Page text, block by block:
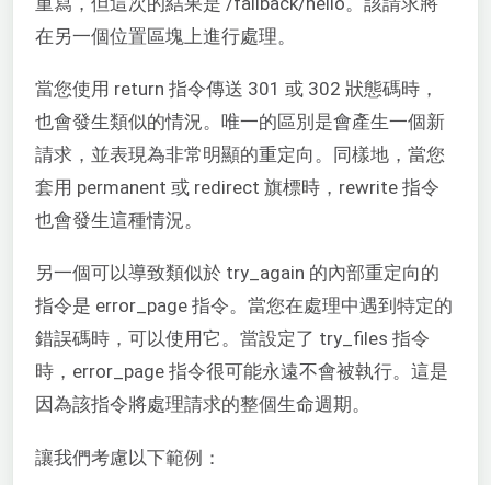
在另一個位置區塊上進行處理。
當您使用 return 指令傳送 301 或 302 狀態碼時，
也會發生類似的情況。唯一的區別是會產生一個新
請求，並表現為非常明顯的重定向。同樣地，當您
套用 permanent 或 redirect 旗標時，rewrite 指令
也會發生這種情況。
另一個可以導致類似於 try_again 的內部重定向的
指令是 error_page 指令。當您在處理中遇到特定的
錯誤碼時，可以使用它。當設定了 try_files 指令
時，error_page 指令很可能永遠不會被執行。這是
因為該指令將處理請求的整個生命週期。
讓我們考慮以下範例：